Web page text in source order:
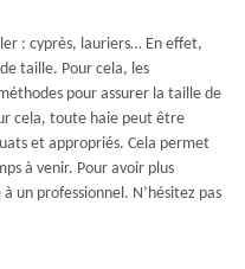
: cyprès, lauriers… En effet,
taille. Pour cela, les
pour assurer la taille de
cela, toute haie peut être
et appropriés. Cela permet
à venir. Pour avoir plus
un professionnel. N’hésitez pas